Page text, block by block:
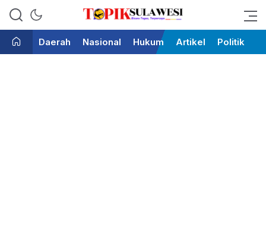
Topik Sulawesi
Bicara Tegas Terpercaya
Daerah
Nasional Hukum Artikel Politik